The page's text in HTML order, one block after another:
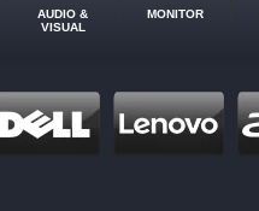
AUDIO &
VISUAL
MONITOR